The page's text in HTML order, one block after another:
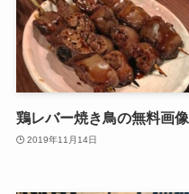
鶏レバー焼き鳥の無料画像
2019年11月14日